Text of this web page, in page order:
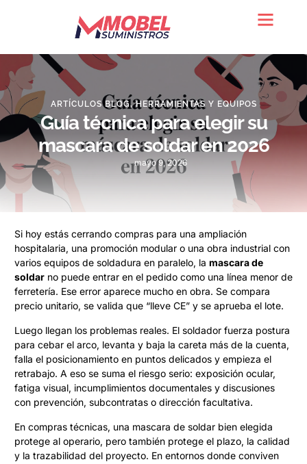
ARTÍCULOS BLOG,HERRAMIENTAS Y EQUIPOS
Guía técnica para elegir su
mascara de soldar en 2026
mayo 9, 2026
Si hoy estás cerrando compras para una ampliación
hospitalaria, una promoción modular o una obra industrial con
varios equipos de soldadura en paralelo, la mascara de
soldar no puede entrar en el pedido como una línea menor de
ferretería. Ese error aparece mucho en obra. Se compara
precio unitario, se valida que “lleve CE” y se aprueba el lote.
Luego llegan los problemas reales. El soldador fuerza postura
para cebar el arco, levanta y baja la careta más de la cuenta,
falla el posicionamiento en puntos delicados y empieza el
retrabajo. A eso se suma el riesgo serio: exposición ocular,
fatiga visual, incumplimientos documentales y discusiones
con prevención, subcontratas o dirección facultativa.
En compras técnicas, una mascara de soldar bien elegida
protege al operario, pero también protege el plazo, la calidad
y la trazabilidad del proyecto. En entornos donde conviven